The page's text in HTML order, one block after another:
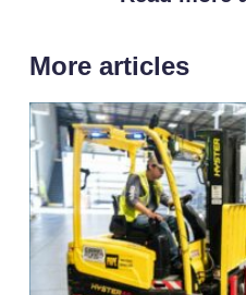
More articles